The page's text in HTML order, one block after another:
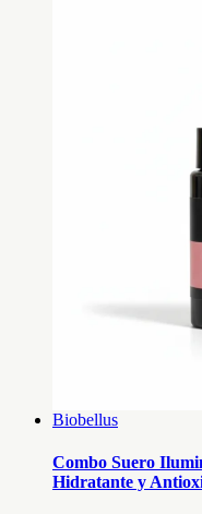
Biobellus
Combo Suero
Hidratante y